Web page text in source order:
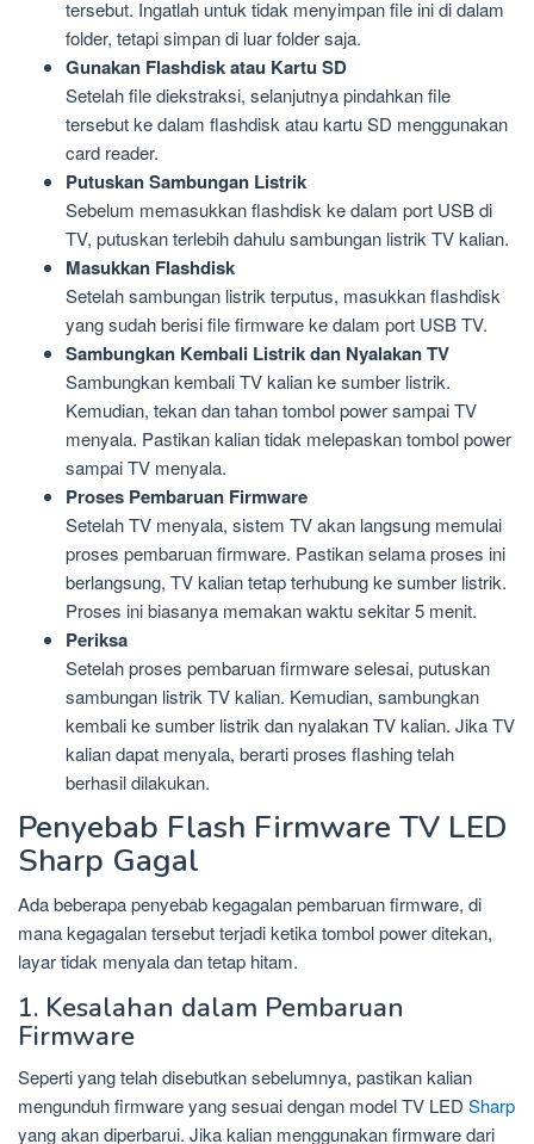
tersebut. Ingatlah untuk tidak menyimpan file ini di dalam
folder, tetapi simpan di luar folder saja.
Gunakan Flashdisk atau Kartu SD
Setelah file diekstraksi, selanjutnya pindahkan file
tersebut ke dalam flashdisk atau kartu SD menggunakan
card reader.
Putuskan Sambungan Listrik
Sebelum memasukkan flashdisk ke dalam port USB di
TV, putuskan terlebih dahulu sambungan listrik TV kalian.
Masukkan Flashdisk
Setelah sambungan listrik terputus, masukkan flashdisk
yang sudah berisi file firmware ke dalam port USB TV.
Sambungkan Kembali Listrik dan Nyalakan TV
Sambungkan kembali TV kalian ke sumber listrik.
Kemudian, tekan dan tahan tombol power sampai TV
menyala. Pastikan kalian tidak melepaskan tombol power
sampai TV menyala.
Proses Pembaruan Firmware
Setelah TV menyala, sistem TV akan langsung memulai
proses pembaruan firmware. Pastikan selama proses ini
berlangsung, TV kalian tetap terhubung ke sumber listrik.
Proses ini biasanya memakan waktu sekitar 5 menit.
Periksa
Setelah proses pembaruan firmware selesai, putuskan
sambungan listrik TV kalian. Kemudian, sambungkan
kembali ke sumber listrik dan nyalakan TV kalian. Jika TV
kalian dapat menyala, berarti proses flashing telah
berhasil dilakukan.
Penyebab Flash Firmware TV LED
Sharp Gagal
Ada beberapa penyebab kegagalan pembaruan firmware, di
mana kegagalan tersebut terjadi ketika tombol power ditekan,
layar tidak menyala dan tetap hitam.
1. Kesalahan dalam Pembaruan
Firmware
Seperti yang telah disebutkan sebelumnya, pastikan kalian
mengunduh firmware yang sesuai dengan model TV LED Sharp
yang akan diperbarui. Jika kalian menggunakan firmware dari